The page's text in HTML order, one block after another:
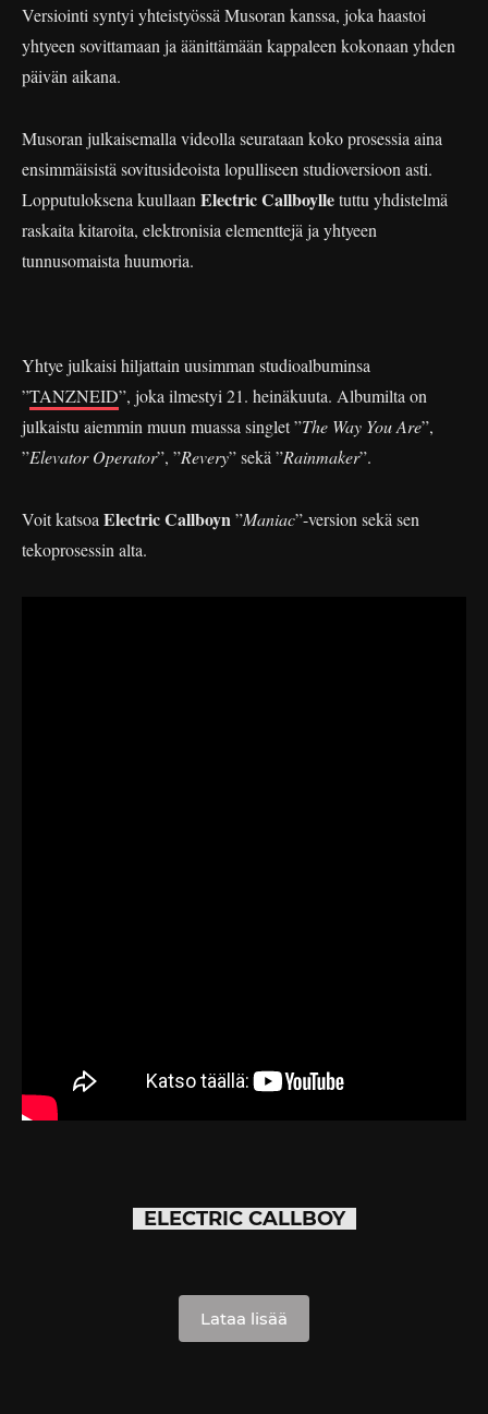
Versiointi syntyi yhteistyössä Musoran kanssa, joka haastoi
yhtyeen sovittamaan ja äänittämään kappaleen kokonaan yhden
päivän aikana.
Musoran julkaisemalla videolla seurataan koko prosessia aina
ensimmäisistä sovitusideoista lopulliseen studioversioon asti.
Lopputuloksena kuullaanElectric Callboylletuttu yhdistelmä
raskaita kitaroita, elektronisia elementtejä ja yhtyeen
tunnusomaista huumoria.
Yhtye julkaisi hiljattain uusimman studioalbuminsa
”TANZNEID”, joka ilmestyi 21. heinäkuuta. Albumilta on
julkaistu aiemmin muun muassa singlet ”The Way You Are”,
”Elevator Operator”, ”Revery” sekä ”Rainmaker”.
Voit katsoaElectric Callboyn”Maniac”-version sekä sen
tekoprosessin alta.
ELECTRIC CALLBOY
Lataa lisää